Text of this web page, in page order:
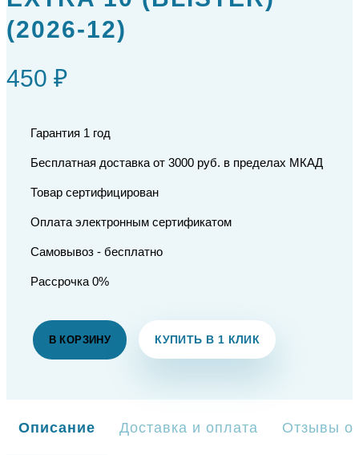
(2026-12)
450 ₽
Гарантия 1 год
Бесплатная доставка от 3000 руб. в пределах МКАД
Товар сертифицирован
Оплата электронным сертификатом
Самовывоз - бесплатно
Рассрочка 0%
В КОРЗИНУ КУПИТЬ В 1 КЛИК
Описание Доставка и оплата Отзывы о